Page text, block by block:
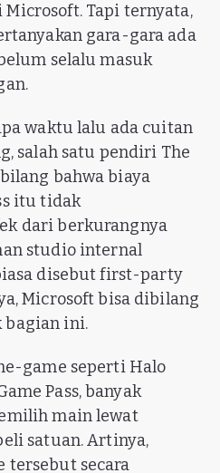
Tapi ternyata,
gara-gara ada
selalu masuk
waktu lalu ada cuitan
salah satu pendiri The
bahwa biaya
itu tidak
dari berkurangnya
studio internal
disebut first-party
Microsoft bisa dibilang
ini.
game seperti Halo
Pass, banyak
main lewat
satuan. Artinya,
tersebut secara